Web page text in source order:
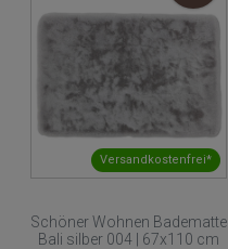
Versandkostenfrei*
Schöner Wohnen Badematte
Bali silber 004 | 67x110 cm